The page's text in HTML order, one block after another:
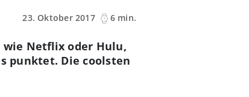
23. Oktober 2017
6 min.
wie Netflix oder Hulu,
punktet. Die coolsten